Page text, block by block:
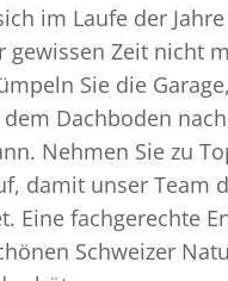
im Laufe der
gewissen Zeit nicht
Sie die
Dachboden
Nehmen Sie zu
damit unser Team
Eine fachgerechte
Schweizer